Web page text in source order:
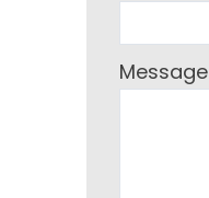
Message